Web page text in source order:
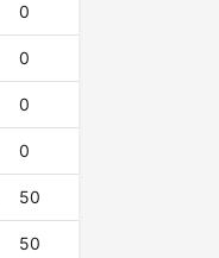
0
0
0
0
50
50